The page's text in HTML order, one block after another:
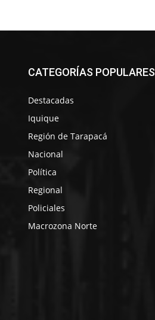
CATEGORÍAS POPULARES
Destacadas
Iquique
Región de Tarapacá
Nacional
Política
Regional
Policiales
Macrozona Norte